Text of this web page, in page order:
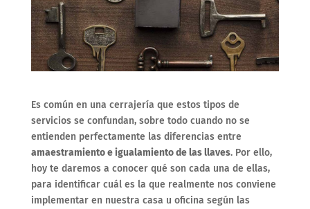
Es común en una cerrajería que estos tipos de
servicios se confundan, sobre todo cuando no se
entienden perfectamente las diferencias entre
amaestramiento e igualamiento de las llaves. Por ello,
hoy te daremos a conocer qué son cada una de ellas,
para identificar cuál es la que realmente nos conviene
implementar en nuestra casa u oficina según las